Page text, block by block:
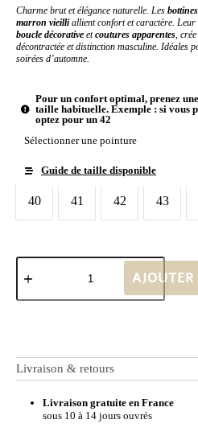
Charme brut et élégance naturelle. Les
marron vieilliallient confort et caractère. Leur
boucle décorative etcoutures apparentes ,
décontractée et distinction masculine. Idéales
soirées d’automne.
Pour un confort optimal, prenez
taille habituelle. Exemple : si vous
optez pour un 42
Sélectionner une pointure
Guide de taille disponible
Taille chaussures
40
40 41
41 42
42 43
43
Livraison & retours
Livraison gratuite en France
sous 10 à 14 jours ouvrés